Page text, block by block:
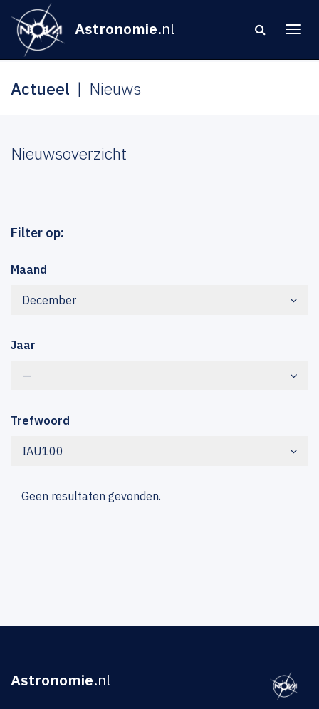
Astronomie.nl
Actueel Nieuws
Nieuwsoverzicht
Filter op:
Maand
December
Jaar
—
Trefwoord
IAU100
Geen resultaten gevonden.
Astronomie.nl